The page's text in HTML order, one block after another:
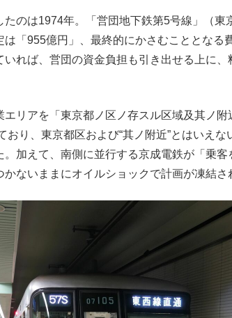
のは1974年。「営団地下鉄第5号線」（東
「955億円」、最終的にかさむこととなる
れば、営団の資金負担も引き出せる上に
リアを「東京都ノ区ノ存スル区域及其ノ附
り、東京都区および“其ノ附近”とはいえ
加えて、南側に並行する京成電鉄が「乗客
ないままにオイルショックで計画が凍結さ